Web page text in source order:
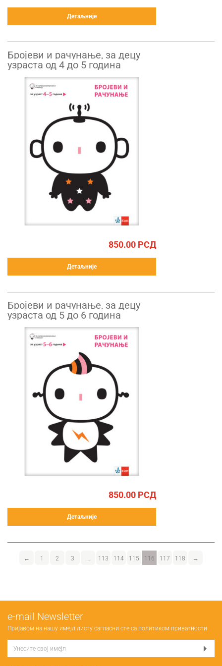
Детаљније
Бројеви и рачунање, за децу
узраста од 4 до 5 година
850.00 РСД
Детаљније
Бројеви и рачунање, за децу
узраста од 5 до 6 година
850.00 РСД
Детаљније
← 1 2 3 113 114 115 116 117 118 →
е-mail Newsletter
Пријавом на нашу имејл листу сагласни сте са политиком приватности